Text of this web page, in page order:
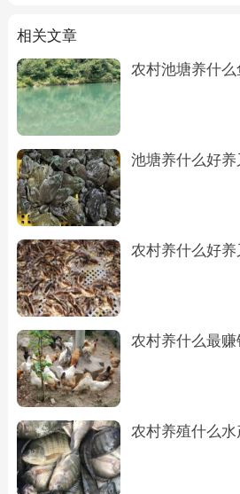
相关文章
农村池塘养什么
池塘养什么好养
农村养什么好养
农村养什么最赚
农村养殖什么水